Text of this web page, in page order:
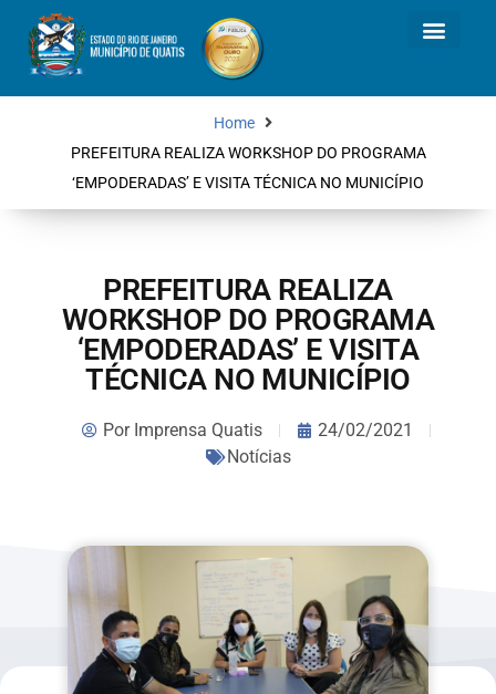
Home
PREFEITURA REALIZA WORKSHOP DO PROGRAMA
‘EMPODERADAS’ E VISITA TÉCNICA NO MUNICÍPIO
PREFEITURA REALIZA
WORKSHOP DO PROGRAMA
‘EMPODERADAS’ E VISITA
TÉCNICA NO MUNICÍPIO
PorImprensa Quatis
24/02/2021
Notícias